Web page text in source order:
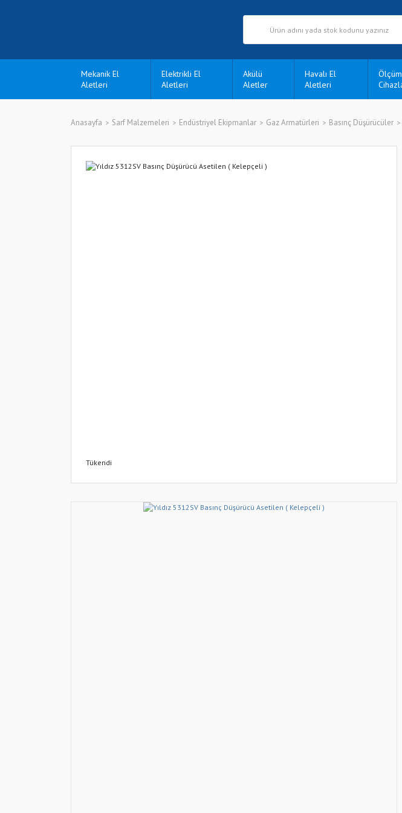
Mekanik El
Aletleri
Elektrikli El
Aletleri
Akülü
Aletler
Havalı El
Aletleri
Ölçüm
Anasayfa Sarf Malzemeleri Endüstriyel Ekipmanlar Gaz Armatürleri Basınç Düşürücüler
Tükendi